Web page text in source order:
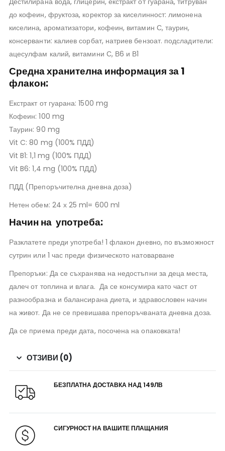
до кофеин, фруктоза, коректор за киселинност: лимонена
киселина, ароматизатори, кофеин, витамин С, таурин,
консерванти: калиев сорбат, натриев бензоат. подсладители:
ацесулфам калий, витамини С, В6 и В1
Средна хранителна информация за 1
флакон:
Екстракт от гуарана: 1500 mg
Кофеин: 100 mg
Таурин: 90 mg
Vit C: 80 mg (100% ПДД)
Vit B1: 1,1 mg (100% ПДД)
Vit B6: 1,4 mg (100% ПДД)
ПДД (Препоръчителна дневна доза)
Нетен обем: 24 х 25 ml= 600 ml
Начин на употреба:
Разклатете преди употреба! 1 флакон дневно, по възможност
сутрин или 1 час преди физическото натоварване
Препоръки: Да се съхранява на недостъпни за деца места,
далеч от топлина и влага. Да се консумира като част от
разнообразна и балансирана диета, и здравословен начин
на живот. Да не се превишава препоръчваната дневна доза.
Да се приема преди дата, посочена на опаковката!
ОТЗИВИ (0)
БЕЗПЛАТНА ДОСТАВКА НАД 149ЛВ
СИГУРНОСТ НА ВАШИТЕ ПЛАЩАНИЯ